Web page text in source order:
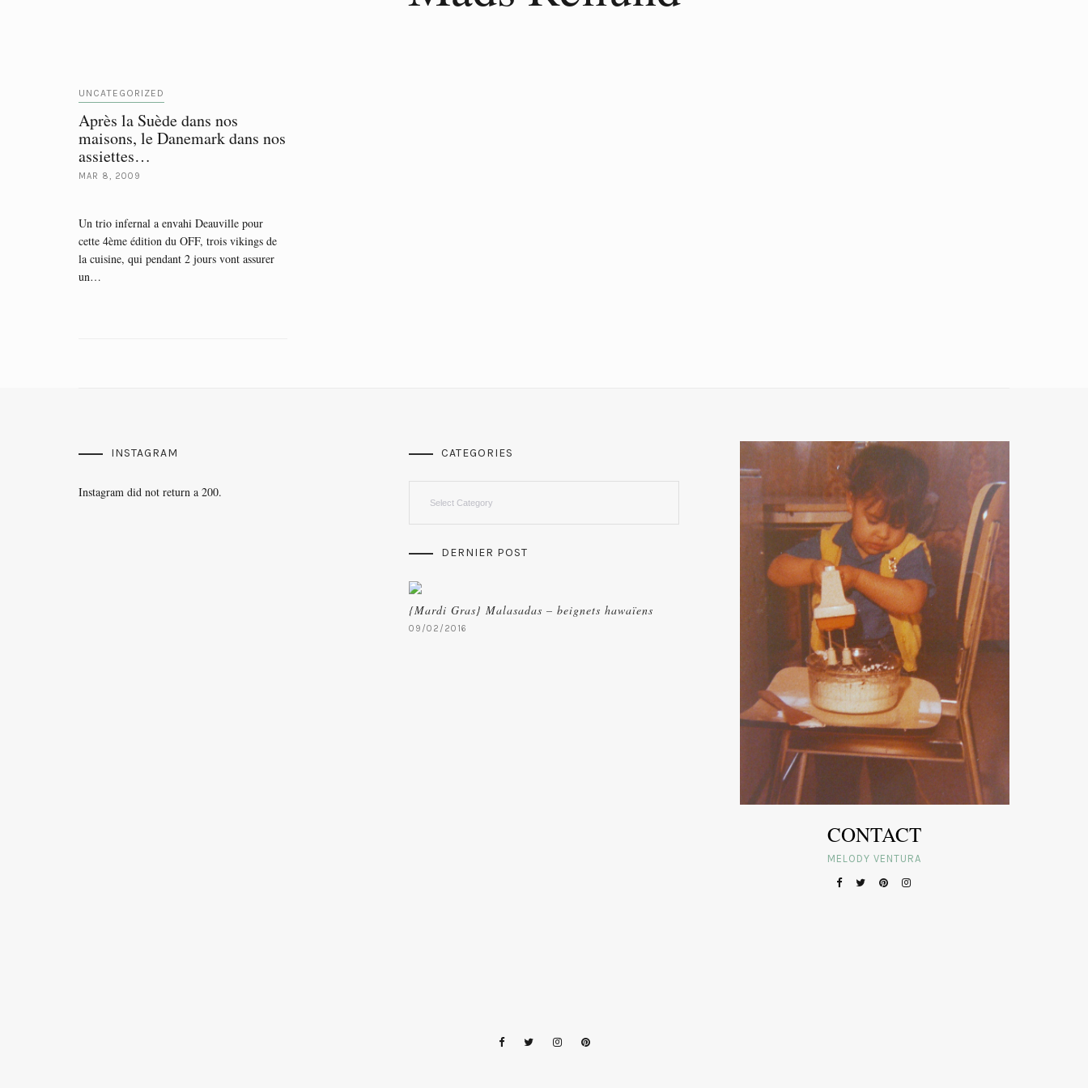
UNCATEGORIZED
Après la Suède dans nos
maisons, le Danemark dans nos
assiettes…
MAR 8, 2009
Un trio infernal a envahi Deauville pour
cette 4ème édition du OFF, trois vikings de
la cuisine, qui pendant 2 jours vont assurer
un…
INSTAGRAM
Instagram did not return a 200.
CATEGORIES
DERNIER POST
{Mardi Gras} Malasadas – beignets hawaïens
09/02/2016
CONTACT
MELODY VENTURA